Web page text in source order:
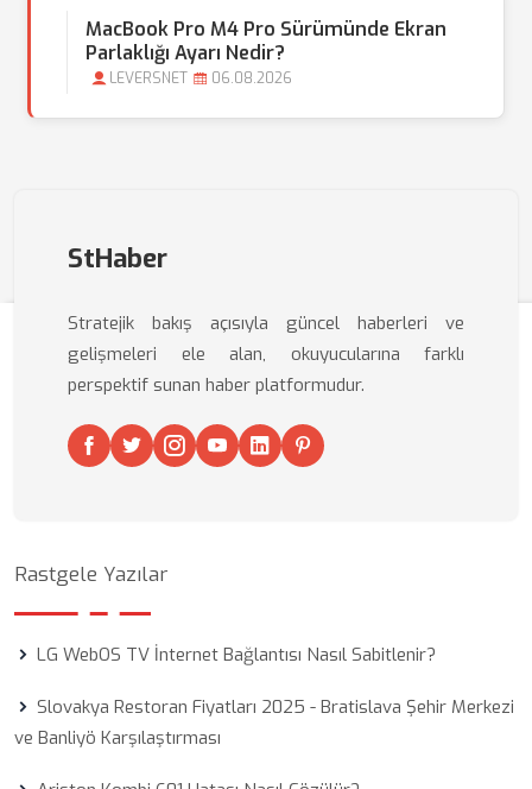
MacBook Pro M4 Pro Sürümünde Ekran
Parlaklığı Ayarı Nedir?
LEVERSNET 06.08.2026
StHaber
Stratejik bakış açısıyla güncel haberleri ve
gelişmeleri ele alan, okuyucularına farklı
perspektif sunan haber platformudur.
Rastgele Yazılar
LG WebOS TV İnternet Bağlantısı Nasıl Sabitlenir?
Slovakya Restoran Fiyatları 2025 - Bratislava Şehir Merkezi
ve Banliyö Karşılaştırması